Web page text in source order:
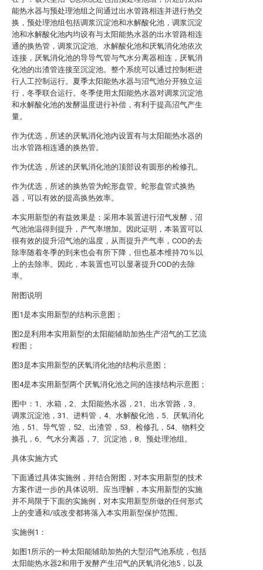
能热水器与预处理池组之间通过出水管路相连并进行热交
换，预处理池组包括调浆沉淀池和水解酸化池，调浆沉淀
池和水解酸化池内均设有与太阳能热水器的出水管路相连
通的换热管，调浆沉淀池、水解酸化池和厌氧消化池依次
连接，厌氧消化池的导导气管与气水分离器相连，厌氧消
化池的出渣管连接至沉淀池。整个系统可以通过控制柜进
行人工控制运行。夏季太阳能热水器与沼气池分开独立运
行，冬季联合运行。冬季使用太阳能热水器对调浆沉淀池
和水解酸化池的发酵温度进行补偿，有利于提高沼气产生
量。
作为优选，所述的厌氧消化池内设置有与太阳能热水器的
出水管路相连通的换热管。
作为优选，所述的厌氧消化池的顶部设有圆形的检修孔。
作为优选，所述的换热管为蛇形盘管。蛇形盘管式换热
器，可以有效的提高换热效率。
本实用新型的有益效果是：采用本装置进行沼气发酵，沼
气池池温得到提升，产气率增加。因此证明，本装置可以
很有效的提升沼气池的温度，从而提升产气率，COD的去
除率随着冬季的到来也会有所下降，但也基本维持70％以
上的去除率。因此，本装置也可以显著提升COD的去除
率。
附图说明
图1是本实用新型的结构示意图；
图2是利用本实用新型的太阳能辅助加热生产沼气的工艺流
程图；
图3是本实用新型的厌氧消化池的结构示意图；
图4是本实用新型两个厌氧消化池之间的连接结构示意图；
图中：1、水箱，2、太阳能热水器，21、出水管路，3、
调浆沉淀池，31、进料管，4、水解酸化池，5、厌氧消化
池，51、导气管，52、出渣管，53、检修孔，54、物料交
换孔，6、气水分离器，7、沉淀池，8、预处理池组。
具体实施方式
下面通过具体实施例，并结合附图，对本实用新型的技术
方案作进一步的具体说明。应当理解，本实用新型的实施
并不局限于下面的实施例，对本实用新型所做的任何形式
上的变通和/或改变都将落入本实用新型保护范围。
实施例1：
如图1所示的一种太阳能辅助加热的大型沼气池系统，包括
太阳能热水器2和用于发酵产生沼气的厌氧消化池5，以及